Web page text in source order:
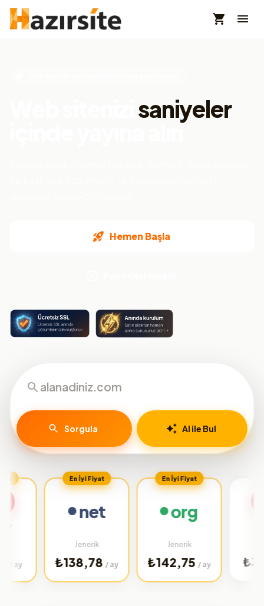
saniyeler
içinde yayına alın
Hemen Başla
Sorgula AI ile Bul
En İyi Fiyat
net
₺138,78 / ay
En İyi Fiyat
org
₺142,75 / ay ₺32,02